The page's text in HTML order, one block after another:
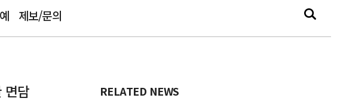
제보/문의
면담 RELATED NEWS